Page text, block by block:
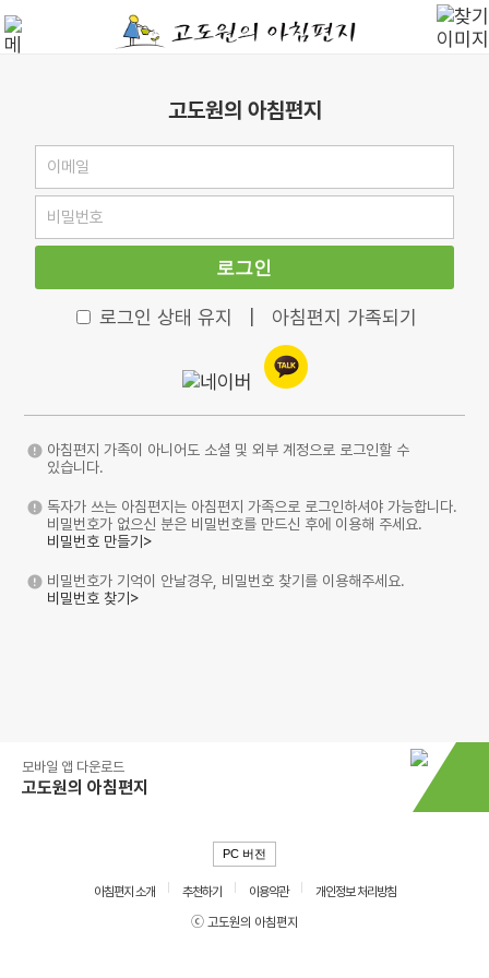
고도원의 아침편지
로그인
로그인 상태 유지 아침편지 가족되기
아침편지 가족이 아니어도 소셜 및 외부 계정으로 로그인할 수
있습니다.
독자가 쓰는 아침편지는 아침편지 가족으로 로그인하셔야 가능합니다.
비밀번호가 없으신 분은 비밀번호를 만드신 후에 이용해 주세요.
비밀번호 만들기>
비밀번호가 기억이 안날경우, 비밀번호 찾기를 이용해주세요.
비밀번호 찾기>
모바일 앱 다운로드
고도원의 아침편지
PC 버전
아침편지 소개 추천하기 이용약관
개인정보 처리방침
ⓒ 고도원의 아침편지